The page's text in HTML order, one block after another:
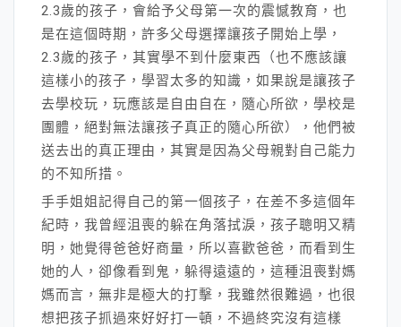
2.3歲的孩子，會給予父母第一次的震憾教育，也
是在這個時期，許多父母選擇讓孩子開始上學，
2.3歲的孩子，其實學不到什麼東西（也不應該讓
這樣小的孩子，學習太多的知識，如果說是讓孩子
去學校玩，玩應該是自由自在，隨心所欲，學校是
團體，絕對無法讓孩子真正的隨心所欲），他們被
送去出的真正理由，其實是因為父母親對自己能力
的不知所措。
手手姐姐記得自己的第一個孩子，在差不多這個年
紀時，我曾經沮喪的躲在角落拭淚，孩子聰明又精
明，她覺得爸爸好商量，所以喜歡爸爸，而看到生
她的人，卻像看到鬼，躲得遠遠的，這種沮喪對媽
媽而言，無非是極大的打擊，我雖然很難過，也很
想把孩子抓過來好好打一頓，不過終究沒有這樣